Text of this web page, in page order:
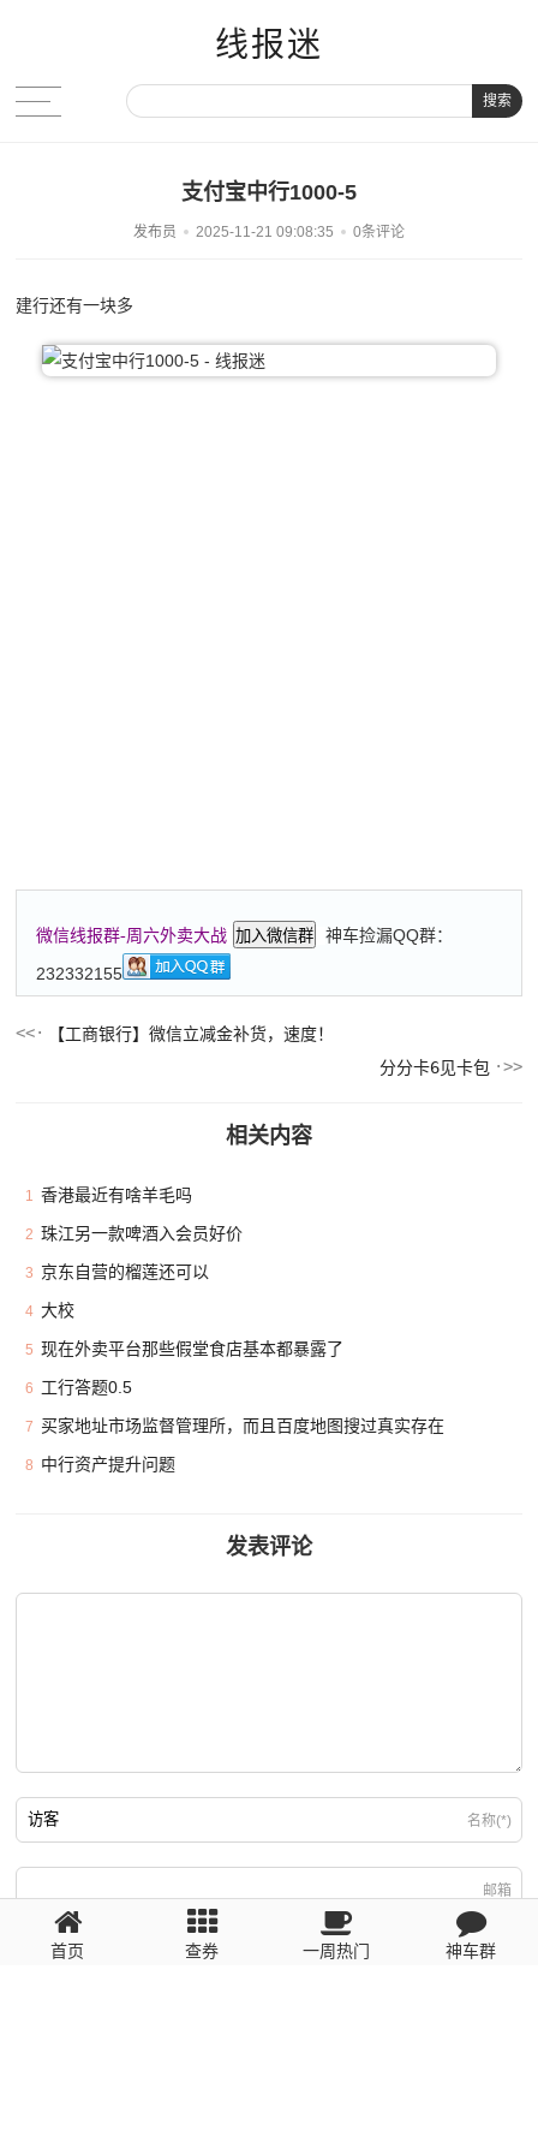
线报迷
搜索
支付宝中行1000-5
发布员 2025-11-21 09:08:35 0条评论
建行还有一块多
微信线报群-周六外卖大战 加入微信群
神车捡漏QQ群：
232332155
【工商银行】微信立减金补货，速度！
分分卡6见卡包
相关内容
1 香港最近有啥羊毛吗
2 珠江另一款啤酒入会员好价
3 京东自营的榴莲还可以
4 大校
5 现在外卖平台那些假堂食店基本都暴露了
6 工行答题0.5
7 买家地址市场监督管理所，而且百度地图搜过真实存在
8 中行资产提升问题
发表评论
名称(*)
邮箱
回复需填写必要信息
首页 查券 一周热门 神车群